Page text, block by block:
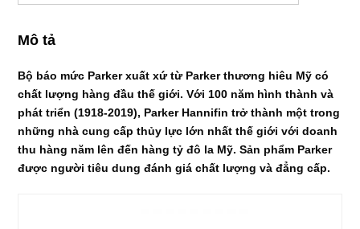
Mô tả
Bộ báo mức Parker xuất xứ từ Parker thương hiêu Mỹ có
chất lượng hàng đầu thế giới. Với 100 năm hình thành và
phát triển (1918-2019), Parker Hannifin trở thành một trong
những nhà cung cấp thủy lực lớn nhất thế giới với doanh
thu hàng năm lên đến hàng tỷ đô la Mỹ. Sản phẩm Parker
được người tiêu dung đánh giá chất lượng và đẳng cấp.